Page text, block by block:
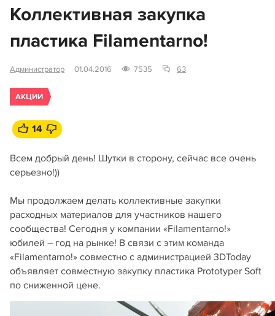
Коллективная закупка
пластика Filamentarno!
Администратор 01.04.2016 7535 63
АКЦИИ
14
Всем добрый день! Шутки в сторону, сейчас все очень
серьезно!))
Мы продолжаем делать коллективные закупки
расходных материалов для участников нашего
сообщества! Сегодня у компании «Filamentarno!»
юбилей – год на рынке! В связи с этим команда
«Filamentarno!» совместно с администрацией 3DToday
объявляет совместную закупку пластика Prototyper Soft
по сниженной цене.